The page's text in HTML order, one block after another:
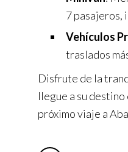
7 pasajeros,
Vehículos
traslados
Disfrute de la
llegue a su
próximo viaje a